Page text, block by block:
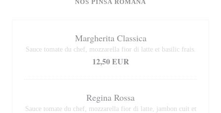
NOS PINSA ROMANA
Margherita Classica
Sauce tomate du chef, mozzarella fior di latte et basilic frais.
12,50 EUR
Regina Rossa
Sauce tomate du chef, mozzarella fior di latte, jambon cuit et